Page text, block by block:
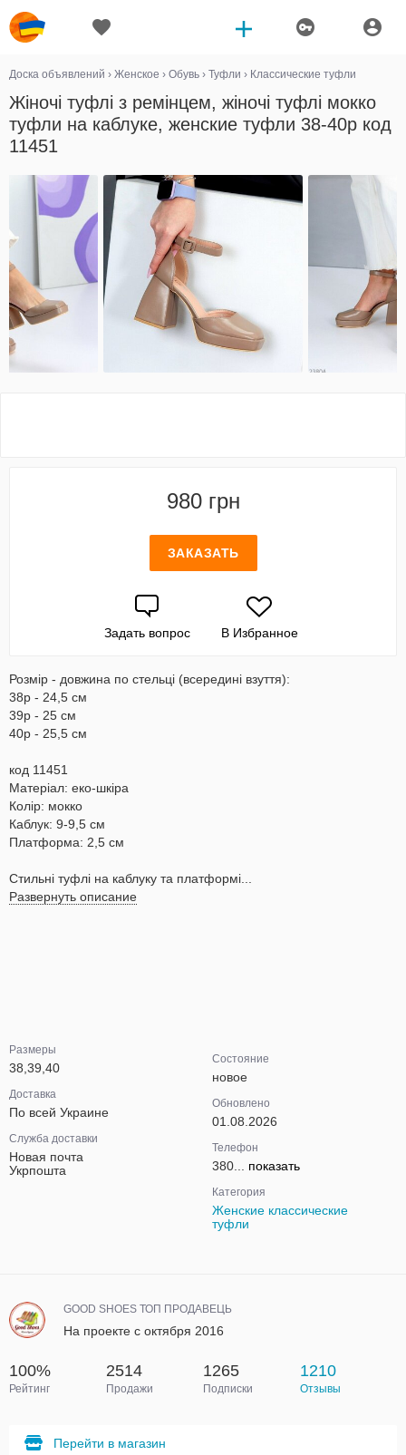
Доска объявлений › Женское › Обувь › Туфли › Классические туфли
Жіночі туфлі з ремінцем, жіночі туфлі мокко
туфли на каблуке, женские туфли 38-40р код
11451
980 грн
ЗАКАЗАТЬ
Задать вопрос В Избранное
Розмір - довжина по стельці (всередині взуття):
38р - 24,5 см
39р - 25 см
40р - 25,5 см
код 11451
Матеріал: еко-шкіра
Колір: мокко
Каблук: 9-9,5 см
Платформа: 2,5 см
Стильні туфлі на каблуку та платформі...
Развернуть описание
Размеры
38,39,40
Доставка
По всей Украине
Служба доставки
Новая почта
Укрпошта
Состояние
новое
Обновлено
01.08.2026
Телефон
380... показать
Категория
Женские классические
туфли
GOOD SHOES ТОП ПРОДАВЕЦЬ
На проекте с октября 2016
100%
Рейтинг
2514
Продажи
1265
Подписки
1210
Отзывы
Перейти в магазин